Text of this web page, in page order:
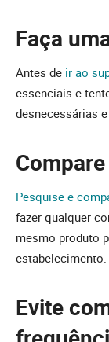
Faça
Antes de ir ao
essenciais e
desnecessárias
Pesquise e
fazer qualquer
mesmo produto
estabelecimento.
Evite